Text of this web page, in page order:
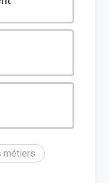
métiers